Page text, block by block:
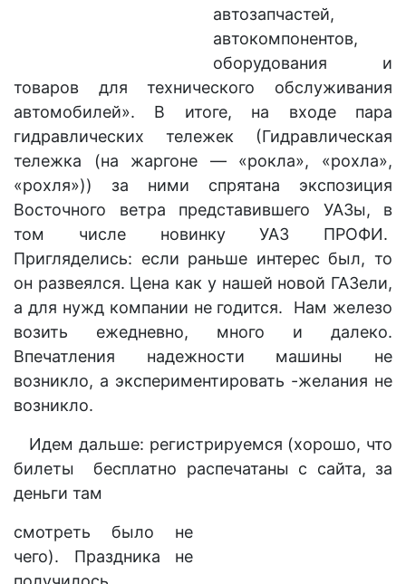
автозапчастей,
автокомпонентов,
оборудования и
товаров для технического обслуживания
автомобилей». В итоге, на входе пара
гидравлических тележек (Гидравлическая
тележка (на жаргоне — «рокла», «рохла»,
«рохля»)) за ними спрятана экспозиция
Восточного ветра представившего УАЗы, в
том числе новинку УАЗ ПРОФИ.
Пригляделись: если раньше интерес был, то
он развеялся. Цена как у нашей новой ГАЗели,
а для нужд компании не годится. Нам железо
возить ежедневно, много и далеко.
Впечатления надежности машины не
возникло, а экспериментировать -желания не
возникло.
Идем дальше: регистрируемся (хорошо, что
билеты бесплатно распечатаны с сайта, за
деньги там
смотреть было не
чего). Праздника не